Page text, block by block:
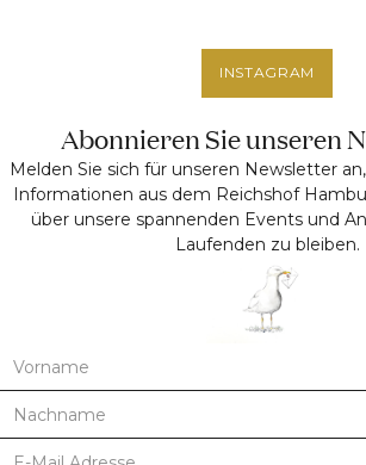
INSTAGRAM
Abonnieren Sie unseren
Melden Sie sich für unseren Newsletter
Informationen aus dem Reichshof
über unsere spannenden Events und
Laufenden zu bleiben.